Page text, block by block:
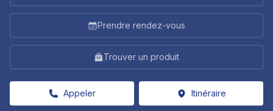
Prendre rendez-vous
Trouver un produit
Appeler Itinéraire